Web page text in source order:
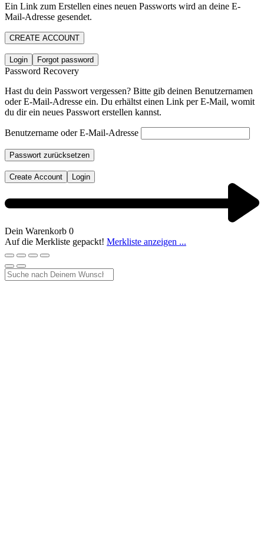
Ein Link zum Erstellen eines neuen Passworts wird an deine E-
Mail-Adresse gesendet.
CREATE ACCOUNT
Login Forgot password
Password Recovery
Hast du dein Passwort vergessen? Bitte gib deinen Benutzernamen
oder E-Mail-Adresse ein. Du erhältst einen Link per E-Mail, womit
du dir ein neues Passwort erstellen kannst.
Benutzername oder E-Mail-Adresse
Passwort zurücksetzen
Create Account Login
Dein Warenkorb 0
Auf die Merkliste gepackt! Merkliste anzeigen ...